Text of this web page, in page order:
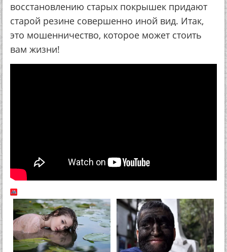
восстановлению старых покрышек придают
старой резине совершенно иной вид. Итак,
это мошенничество, которое может стоить
вам жизни!